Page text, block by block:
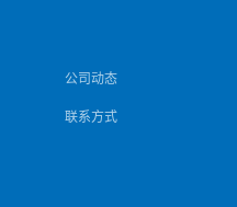
公司动态
联系方式